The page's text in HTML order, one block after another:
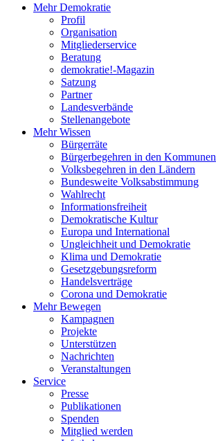
Mehr Demokratie
Profil
Organisation
Mitgliederservice
Beratung
demokratie!-Magazin
Satzung
Partner
Landesverbände
Stellenangebote
Mehr Wissen
Bürgerräte
Bürgerbegehren in den Kommunen
Volksbegehren in den Ländern
Bundesweite Volksabstimmung
Wahlrecht
Informationsfreiheit
Demokratische Kultur
Europa und International
Ungleichheit und Demokratie
Klima und Demokratie
Gesetzgebungsreform
Handelsverträge
Corona und Demokratie
Mehr Bewegen
Kampagnen
Projekte
Unterstützen
Nachrichten
Veranstaltungen
Service
Presse
Publikationen
Spenden
Mitglied werden